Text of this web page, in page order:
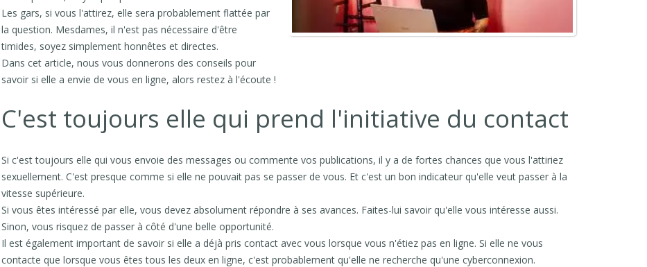
Les gars, si vous l'attirez, elle sera probablement flattée par
la question. Mesdames, il n'est pas nécessaire d'être
timides, soyez simplement honnêtes et directes.
Dans cet article, nous vous donnerons des conseils pour
savoir si elle a envie de vous en ligne, alors restez à l'écoute !
C'est toujours elle qui prend l'initiative du contact
Si c'est toujours elle qui vous envoie des messages ou commente vos publications, il y a de fortes chances que vous l'attiriez
sexuellement. C'est presque comme si elle ne pouvait pas se passer de vous. Et c'est un bon indicateur qu'elle veut passer à la
vitesse supérieure.
Si vous êtes intéressé par elle, vous devez absolument répondre à ses avances. Faites-lui savoir qu'elle vous intéresse aussi.
Sinon, vous risquez de passer à côté d'une belle opportunité.
Il est également important de savoir si elle a déjà pris contact avec vous lorsque vous n'étiez pas en ligne. Si elle ne vous
contacte que lorsque vous êtes tous les deux en ligne, c'est probablement qu'elle ne recherche qu'une cyberconnexion.